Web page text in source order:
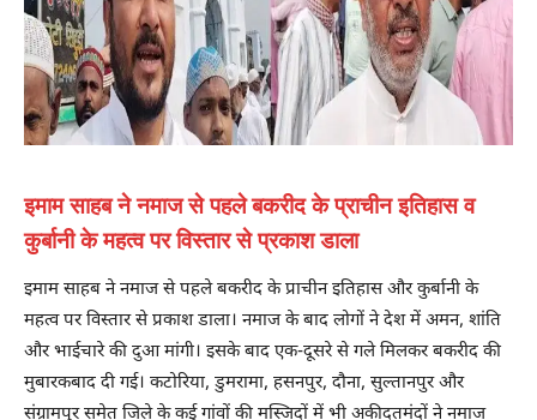
इमाम साहब ने नमाज से पहले बकरीद के प्राचीन इतिहास व
कुर्बानी के महत्व पर विस्तार से प्रकाश डाला
इमाम साहब ने नमाज से पहले बकरीद के प्राचीन इतिहास और कुर्बानी के
महत्व पर विस्तार से प्रकाश डाला। नमाज के बाद लोगों ने देश में अमन, शांति
और भाईचारे की दुआ मांगी। इसके बाद एक-दूसरे से गले मिलकर बकरीद की
मुबारकबाद दी गई। कटोरिया, डुमरामा, हसनपुर, दौना, सुल्तानपुर और
संग्रामपुर समेत जिले के कई गांवों की मस्जिदों में भी अकीदतमंदों ने नमाज